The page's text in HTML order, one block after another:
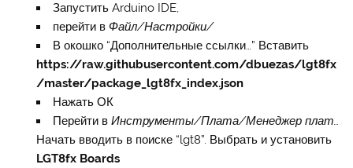
Запустить Arduino IDE,
перейти в Файл/Настройки/
В окошко “Дополнительные ссылки…” Вставить
https://raw.githubusercontent.com/dbuezas/lgt8fx
/master/package_lgt8fx_index.json
Нажать ОК
Перейти в Инструменты/Плата/Менеджер плат…
Начать вводить в поиске “lgt8”. Выбрать и установить
LGT8fx Boards